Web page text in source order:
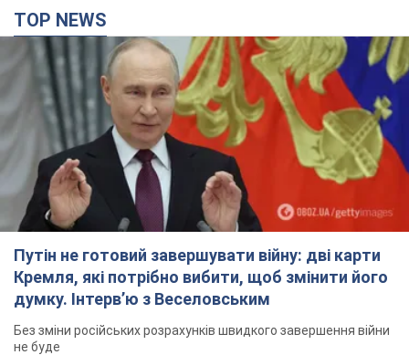
TOP NEWS
Путін не готовий завершувати війну: дві карти
Кремля, які потрібно вибити, щоб змінити його
думку. Інтерв’ю з Веселовським
Без зміни російських розрахунків швидкого завершення війни
не буде